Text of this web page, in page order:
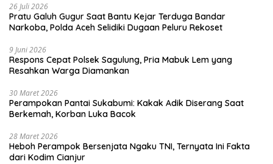
26 Juli 2026
Pratu Galuh Gugur Saat Bantu Kejar Terduga Bandar
Narkoba, Polda Aceh Selidiki Dugaan Peluru Rekoset
9 Juni 2026
Respons Cepat Polsek Sagulung, Pria Mabuk Lem yang
Resahkan Warga Diamankan
30 Maret 2026
Perampokan Pantai Sukabumi: Kakak Adik Diserang Saat
Berkemah, Korban Luka Bacok
28 Maret 2026
Heboh Perampok Bersenjata Ngaku TNI, Ternyata Ini Fakta
dari Kodim Cianjur